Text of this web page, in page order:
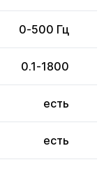
0-500 Гц
0.1-1800
есть
есть